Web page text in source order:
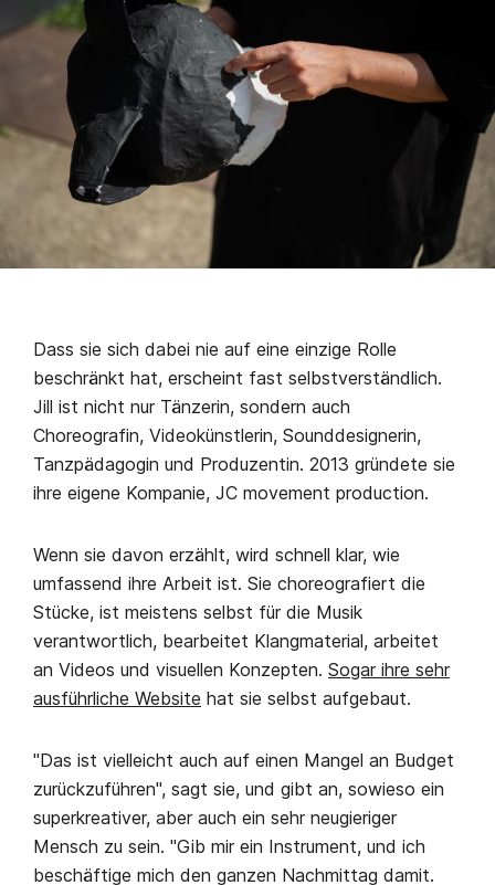
Dass sie sich dabei nie auf eine einzige Rolle
beschränkt hat, erscheint fast selbstverständlich.
Jill ist nicht nur Tänzerin, sondern auch
Choreografin, Videokünstlerin, Sounddesignerin,
Tanzpädagogin und Produzentin. 2013 gründete sie
ihre eigene Kompanie, JC movement production.
Wenn sie davon erzählt, wird schnell klar, wie
umfassend ihre Arbeit ist. Sie choreografiert die
Stücke, ist meistens selbst für die Musik
verantwortlich, bearbeitet Klangmaterial, arbeitet
an Videos und visuellen Konzepten. Sogar ihre sehr
ausführliche Website hat sie selbst aufgebaut.
"Das ist vielleicht auch auf einen Mangel an Budget
zurückzuführen", sagt sie, und gibt an, sowieso ein
superkreativer, aber auch ein sehr neugieriger
Mensch zu sein. "Gib mir ein Instrument, und ich
beschäftige mich den ganzen Nachmittag damit.